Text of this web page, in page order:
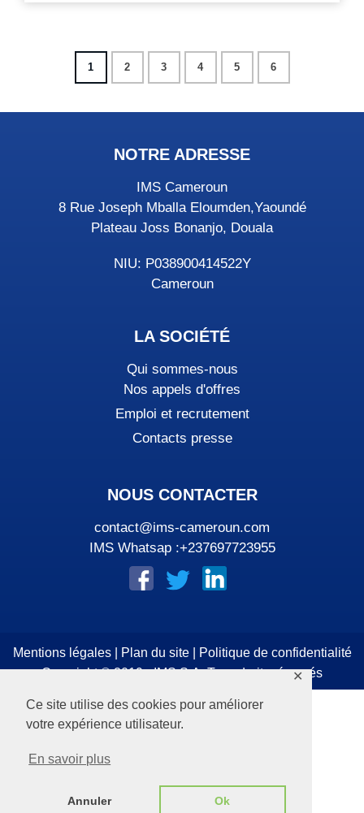
Ce site utilise des cookies pour améliorer
votre expérience utilisateur.
En savoir plus
Annuler Ok
✕
1 2 3 4 5 6
NOTRE ADRESSE
IMS Cameroun
8 Rue Joseph Mballa Eloumden,Yaoundé
Plateau Joss Bonanjo, Douala
NIU: P038900414522Y
Cameroun
LA SOCIÉTÉ
Qui sommes-nous
Nos appels d'offres
Emploi et recrutement
Contacts presse
NOUS CONTACTER
contact@ims-cameroun.com
IMS Whatsap :+237697723955
Mentions légales| Plan du site|
Politique de confidentialité
Copyright © 2019 - IMS S.A. Tous droits réservés